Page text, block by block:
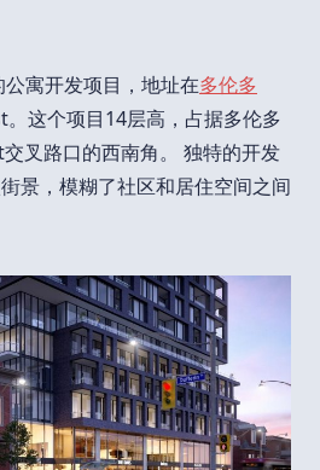
寓开发项目，地址在多伦多
这个项目14层高，占据多伦多
叉路口的西南角。 独特的开发
景，模糊了社区和居住空间之间